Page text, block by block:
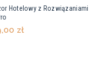
Hotelowy z Rozwiązaniami
zł